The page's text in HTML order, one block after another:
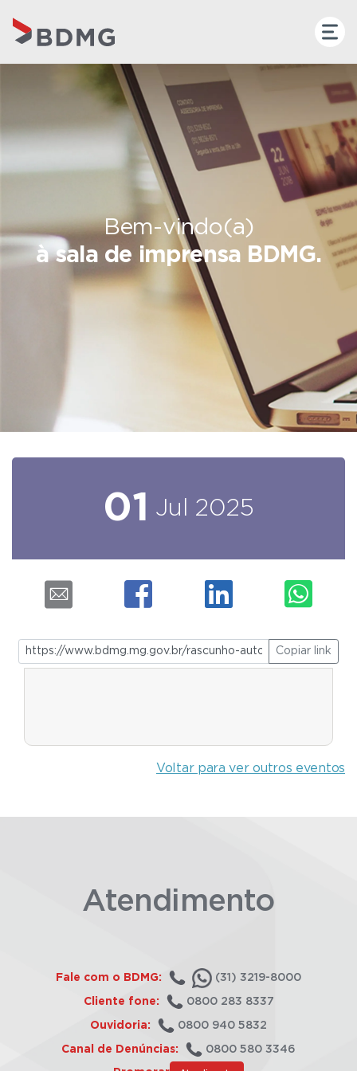
Bem-vindo(a)
à sala de imprensa BDMG.
01 Jul 2025
Copiar link
Voltar para ver outros eventos
Atendimento
Fale com o BDMG: (31) 3219-8000
Cliente fone: 0800 283 8337
Ouvidoria: 0800 940 5832
Canal de Denúncias: 0800 580 3346